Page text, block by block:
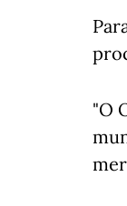
"O